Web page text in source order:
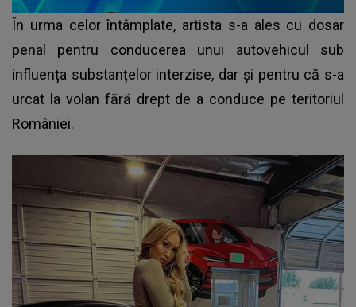
În urma celor întâmplate, artista s-a ales cu dosar
penal pentru conducerea unui autovehicul sub
influența substanțelor interzise, dar și pentru că s-a
urcat la volan fără drept de a conduce pe teritoriul
României.